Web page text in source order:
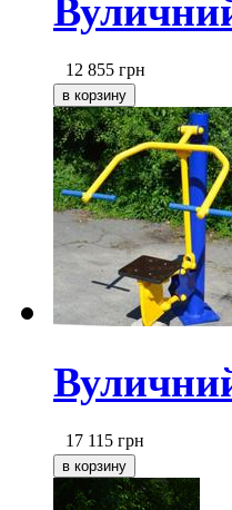
12 855 грн
17 115 грн